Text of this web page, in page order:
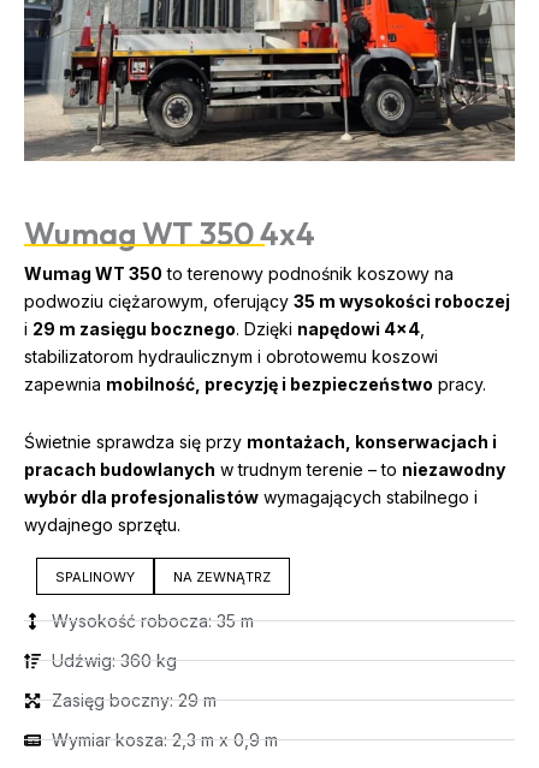
Wumag WT 350 4x4
Wumag WT 350 to terenowy podnośnik koszowy na
podwoziu ciężarowym, oferujący 35 m wysokości roboczej
i 29 m zasięgu bocznego. Dzięki napędowi 4×4
stabilizatorom hydraulicznym i obrotowemu koszowi
zapewnia mobilność, precyzję i bezpieczeństwo pracy.
Świetnie sprawdza się przy montażach, konserwacjach i
pracach budowlanych w trudnym terenie – to niezawodny
wybór dla profesjonalistów wymagających stabilnego i
wydajnego sprzętu.
SPALINOWY NA ZEWNĄTRZ
Wysokość robocza: 35 m
Udźwig: 360 kg
Zasięg boczny: 29 m
Wymiar kosza: 2,3 m x 0,9 m